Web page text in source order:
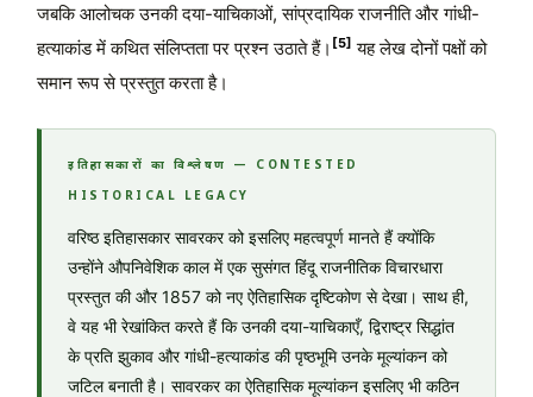
जबकि आलोचक उनकी दया-याचिकाओं, सांप्रदायिक राजनीति और गांधी-
हत्याकांड में कथित संलिप्तता पर प्रश्न उठाते हैं। [5] यह लेख दोनों पक्षों को
समान रूप से प्रस्तुत करता है।
इतिहासकारों का विश्लेषण — CONTESTED
HISTORICAL LEGACY
वरिष्ठ इतिहासकार सावरकर को इसलिए महत्वपूर्ण मानते हैं क्योंकि
उन्होंने औपनिवेशिक काल में एक सुसंगत हिंदू राजनीतिक विचारधारा
प्रस्तुत की और 1857 को नए ऐतिहासिक दृष्टिकोण से देखा। साथ ही,
वे यह भी रेखांकित करते हैं कि उनकी दया-याचिकाएँ, द्विराष्ट्र सिद्धांत
के प्रति झुकाव और गांधी-हत्याकांड की पृष्ठभूमि उनके मूल्यांकन को
जटिल बनाती है। सावरकर का ऐतिहासिक मूल्यांकन इसलिए भी कठिन